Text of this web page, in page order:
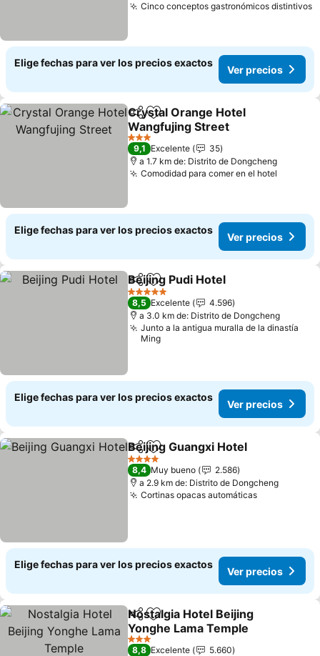
Cinco conceptos gastronómicos distintivos
Elige fechas para ver los precios exactos
Ver precios
CompartirAgregar a favoritos
Crystal Orange Hotel
Wangfujing Street
Ver precios
3 Estrellas
9,1 Excelente
35
a 1.7 km de: Distrito de Dongcheng
Comodidad para comer en el hotel
Elige fechas para ver los precios exactos
Ver precios
CompartirAgregar a favoritos
Beijing Pudi Hotel
5 Estrellas
8,5 Excelente
4.596
a 3.0 km de: Distrito de Dongcheng
Junto a la antigua muralla de la dinastía
Ming
Elige fechas para ver los precios exactos
Ver precios
CompartirAgregar a favoritos
Beijing Guangxi Hotel
4 Estrellas
8,4 Muy bueno
2.586
a 2.9 km de: Distrito de Dongcheng
Cortinas opacas automáticasVer precios
Elige fechas para ver los precios exactos
Ver precios
CompartirAgregar a favoritos
Nostalgia Hotel Beijing
Yonghe Lama Temple
Ver precios
3 Estrellas
8,8 Excelente
5.660